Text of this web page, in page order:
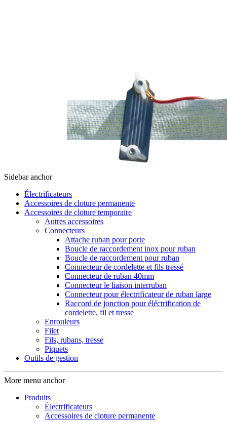
Sidebar anchor
Électrificateurs
Accessoires de cloture permanente
Accessoires de cloture temporaire
Autres accessoires
Connecteurs
Attache ruban pour porte
Boucle de raccordement inox pour ruban
Boucle de raccordement pour ruban
Connecteur de cordelette et fils tressé
Connecteur de ruban 40mm
Connecteur le liaison interruban
Connecteur pour électrificateur de ruban large
Raccord de jonction pour éléctrification de
cordelette, fil et tresse
Enrouleurs
Filet
Fils, rubans, tresse
Piquets
Outils de gestion
More menu anchor
Produits
Électrificateurs
Accessoires de cloture permanente